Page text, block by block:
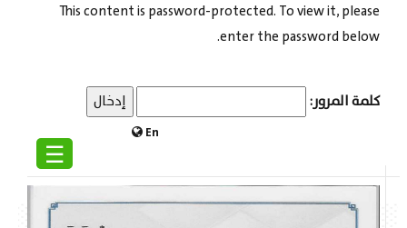
En
☰
This content is password-protected. To view it, please
enter the password below.
كلمة المرور: